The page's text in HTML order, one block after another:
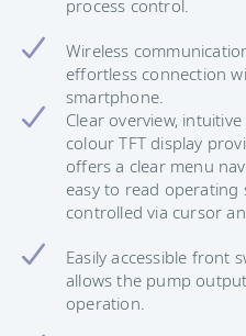
process control.
Wireless
effortless connection
smartphone.
Clear overview,
colour TFT display
offers a clear menu
easy to read operating
controlled via cursor
Easily accessible front
allows the pump
operation.